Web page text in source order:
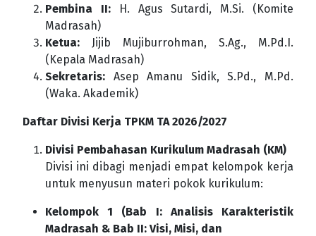
Pembina II:H. Agus Sutardi, M.Si. (Komite
Madrasah)
Ketua: Jijib Mujiburrohman, S.Ag., M.Pd.I.
(Kepala Madrasah)
Sekretaris: Asep Amanu Sidik, S.Pd., M.Pd.
(Waka. Akademik)
Daftar Divisi Kerja TPKM TA 2026/2027
Divisi Pembahasan Kurikulum Madrasah (KM)
Divisi ini dibagi menjadi empat kelompok kerja
untuk menyusun materi pokok kurikulum:
Kelompok 1 (Bab I: Analisis Karakteristik
Madrasah & Bab II: Visi, Misi, dan